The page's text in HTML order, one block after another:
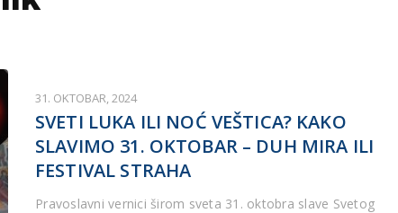
31. OKTOBAR, 2024
SVETI LUKA ILI NOĆ VEŠTICA? KAKO
SLAVIMO 31. OKTOBAR – DUH MIRA ILI
FESTIVAL STRAHA
Pravoslavni vernici širom sveta 31. oktobra slave Svetog